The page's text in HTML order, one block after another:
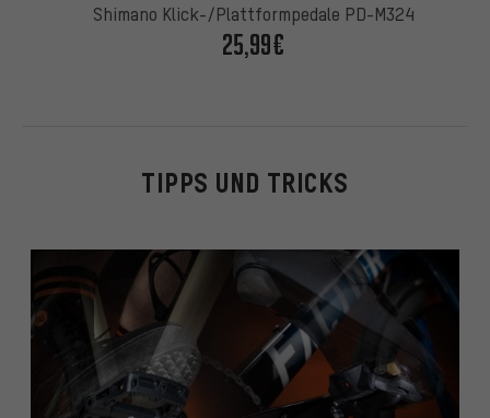
Shimano Klick-/Plattformpedale PD-M324
25,99€
TIPPS UND TRICKS